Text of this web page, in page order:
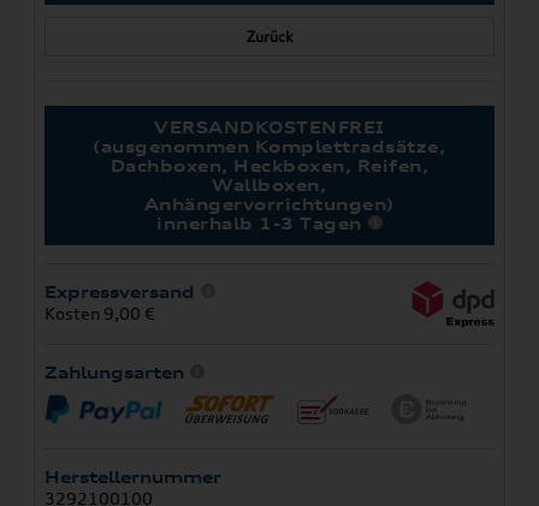
Zurück
VERSANDKOSTENFREI
(ausgenommen Komplettradsätze,
Dachboxen, Heckboxen, Reifen,
Wallboxen,
Anhängervorrichtungen)
innerhalb 1-3 Tagen
Expressversand
Kosten 9,00 €
Zahlungsarten
Herstellernummer
3292100100